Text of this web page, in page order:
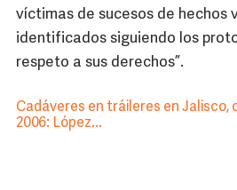
víctimas de sucesos de hechos
identificados siguiendo los
respeto a sus derechos”.
Cadáveres en tráileres en Jalisco,
2006: López...